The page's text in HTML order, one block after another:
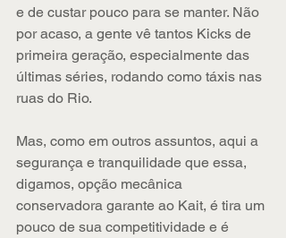
e de custar pouco para se manter. Não
por acaso, a gente vê tantos Kicks de
primeira geração, especialmente das
últimas séries, rodando como táxis nas
ruas do Rio.
Mas, como em outros assuntos, aqui a
segurança e tranquilidade que essa,
digamos, opção mecânica
conservadora garante ao Kait, é tira um
pouco de sua competitividade e é